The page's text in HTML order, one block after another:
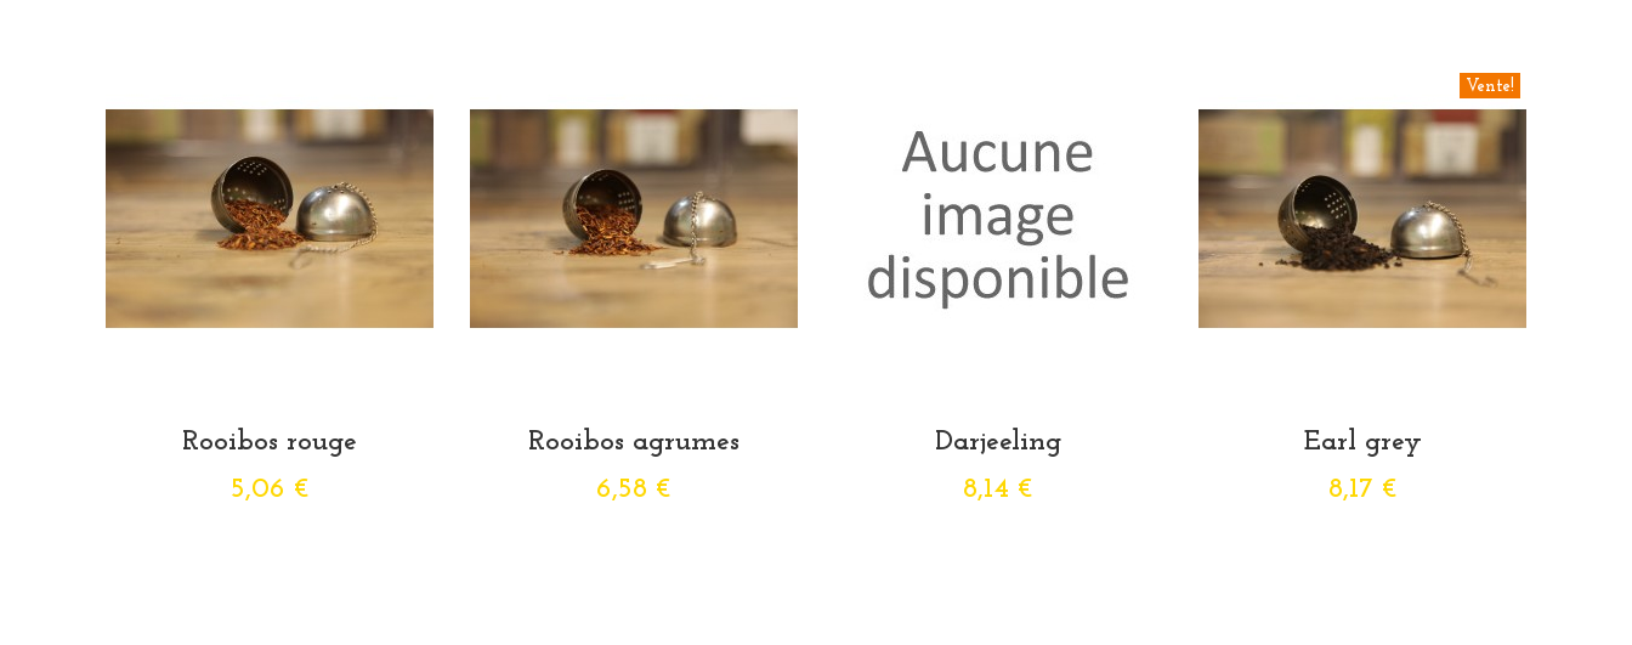
Rooibos rouge
5,06 €
Rooibos agrumes
6,58 €
Darjeeling
8,14 €
Vente!
Earl grey
8,17 €